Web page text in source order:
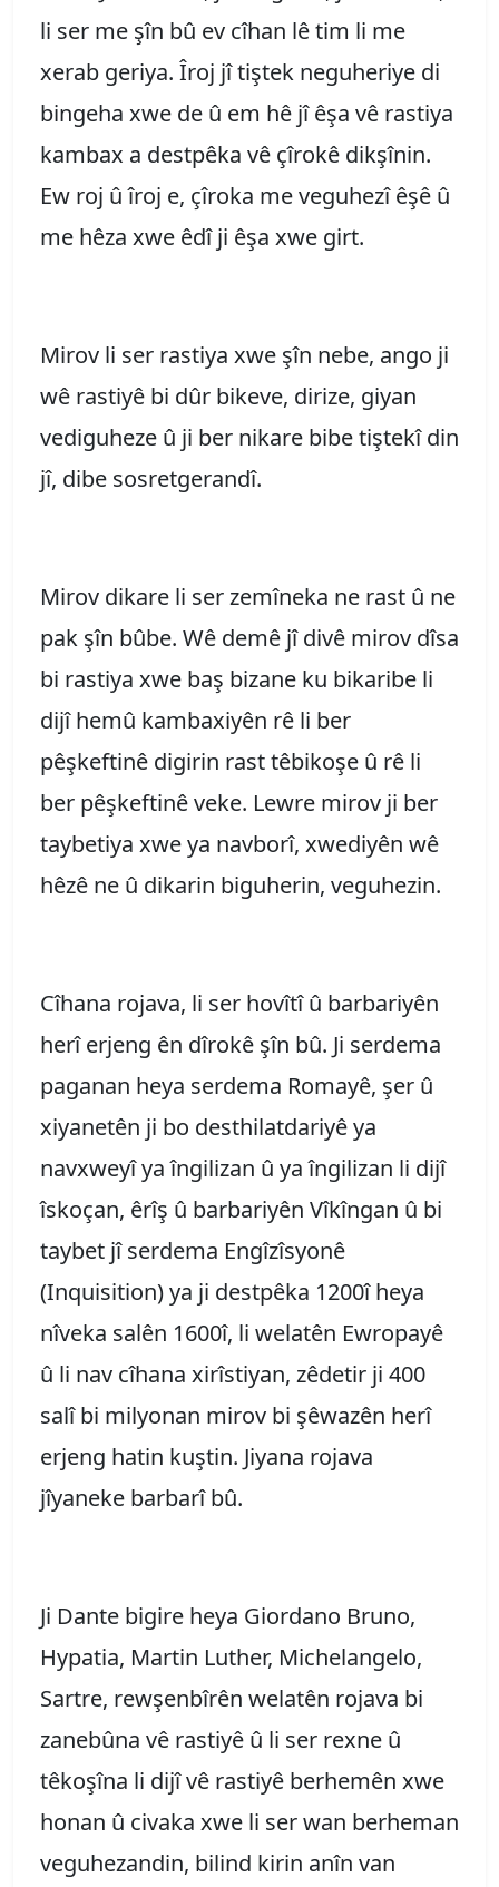
li ser me şîn bû ev cîhan lê tim li me
xerab geriya. Îroj jî tiştek neguheriye di
bingeha xwe de û em hê jî êşa vê rastiya
kambax a destpêka vê çîrokê dikşînin.
Ew roj û îroj e, çîroka me veguhezî êşê û
me hêza xwe êdî ji êşa xwe girt.
Mirov li ser rastiya xwe şîn nebe, ango ji
wê rastiyê bi dûr bikeve, dirize, giyan
vediguheze û ji ber nikare bibe tiştekî din
jî, dibe sosretgerandî.
Mirov dikare li ser zemîneka ne rast û ne
pak şîn bûbe. Wê demê jî divê mirov dîsa
bi rastiya xwe baş bizane ku bikaribe li
dijî hemû kambaxiyên rê li ber
pêşkeftinê digirin rast têbikoşe û rê li
ber pêşkeftinê veke. Lewre mirov ji ber
taybetiya xwe ya navborî, xwediyên wê
hêzê ne û dikarin biguherin, veguhezin.
Cîhana rojava, li ser hovîtî û barbariyên
herî erjeng ên dîrokê şîn bû. Ji serdema
paganan heya serdema Romayê, şer û
xiyanetên ji bo desthilatdariyê ya
navxweyî ya îngilizan û ya îngilizan li dijî
îskoçan, êrîş û barbariyên Vîkîngan û bi
taybet jî serdema Engîzîsyonê
(Inquisition) ya ji destpêka 1200î heya
nîveka salên 1600î, li welatên Ewropayê
û li nav cîhana xirîstiyan, zêdetir ji 400
salî bi milyonan mirov bi şêwazên herî
erjeng hatin kuştin. Jiyana rojava
jîyaneke barbarî bû.
Ji Dante bigire heya Giordano Bruno,
Hypatia, Martin Luther, Michelangelo,
Sartre, rewşenbîrên welatên rojava bi
zanebûna vê rastiyê û li ser rexne û
têkoşîna li dijî vê rastiyê berhemên xwe
honan û civaka xwe li ser wan berheman
veguhezandin, bilind kirin anîn van